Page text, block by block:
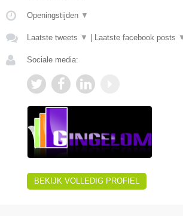
Openingstijden ▼
Laatste tweets ▼ Laatste facebook posts
Sociale media:
BEKIJK VOLLEDIG PROFIEL